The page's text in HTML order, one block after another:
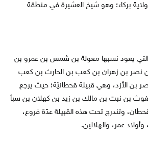
بركاء؛ وهو شيخ العشيرة في منطقة
التي يعود نسبها معولة بن شمس بن عمرو بن
‏نصر بن زهران بن كعب بن الحارث بن كعب
بن الأزد، وهي قبيلة قحطانيّة؛ حيث يرجع
بن نبت بن مالك بن زيد بن كهلان بن سبأ
وتندرج تحت هذه القبيلة عدّة فروع،
عمر، والهلالين.